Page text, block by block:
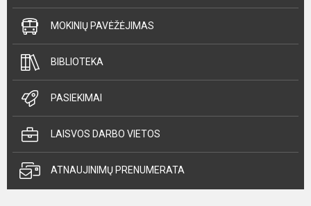
MOKINIŲ PAVĖŽĖJIMAS
BIBLIOTEKA
PASIEKIMAI
LAISVOS DARBO VIETOS
ATNAUJINIMŲ PRENUMERATA